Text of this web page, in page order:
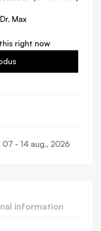
Dr. Max
right now
07 - 14 aug., 2026
information